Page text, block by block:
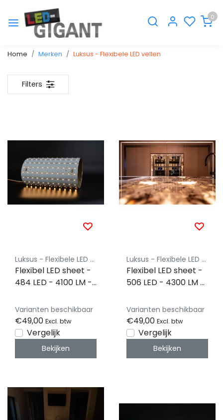
0
Home Merken Luksus - Flexibele LED vellen
Filters
Luksus - Flexibele LED vellen
Flexibel LED sheet -
484 LED - 4100 LM -
3000 - 6500 kelvin -
Dimbaar - 24 volt
IP20 - 24,5 x 49cm -
Koppelbaar LED
Varianten beschikbaar
€49,00 Excl. btw
Vergelijk
Bekijken
Luksus - Flexibele LED vellen
Flexibel LED sheet -
506 LED - 4300 LM -
3000 kelvin -
Dimbaar - 24 volt
IP20 - 25 x 100cm -
Koppelbaar LED
Varianten beschikbaar
€49,00 Excl. btw
Vergelijk
Bekijken